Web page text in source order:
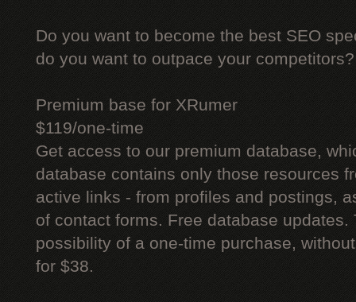
Do you want to become the best SEO
do you want to outpace your competitors?
Premium base for XRumer
$119/one-time
Get access to our premium database,
database contains only those resources
active links - from profiles and postings,
of contact forms. Free database updates.
possibility of a one-time purchase,
for $38.